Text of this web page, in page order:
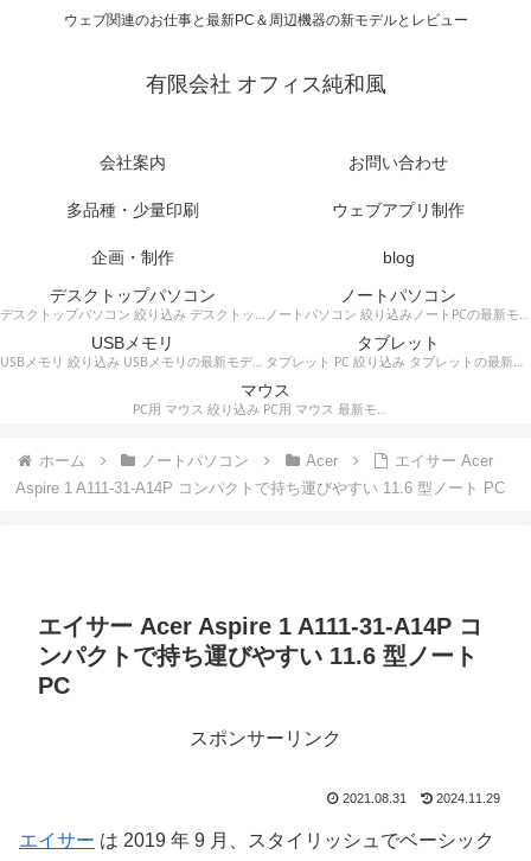
ウェブ関連のお仕事と最新PC＆周辺機器の新モデルとレビュー
有限会社 オフィス純和風
会社案内 お問い合わせ
多品種・少量印刷 ウェブアプリ制作
企画・制作
blog
デスクトップパソコン
デスクトップパソコン 絞り込み デスクトップPCの最新モデルやスペック・仕様に関する情報。
ノートパソコン
ノートパソコン 絞り込みノートPCの最新モデルやスペック・仕様に関する情報。
USBメモリ
USBメモリ 絞り込み USBメモリの最新モデルやスペック・仕様に関する情報。
タブレット
タブレット PC 絞り込み タブレットの最新モデルやスペック・仕様に関する情報。
マウス
PC用 マウス 絞り込み PC用 マウス 最新モデルやスペック・仕様に関する情報。ワイヤレスマウス、有線マウス、接続タイプなど。
ホーム ノートパソコン Acer
エイサー Acer
Aspire 1 A111-31-A14P コンパクトで持ち運びやすい 11.6 型ノート PC
エイサー Acer Aspire 1 A111-31-A14P コ
ンパクトで持ち運びやすい 11.6 型ノート
PC
スポンサーリンク
2021.08.31 2024.11.29
エイサー は 2019 年 9 月、スタイリッシュでベーシック